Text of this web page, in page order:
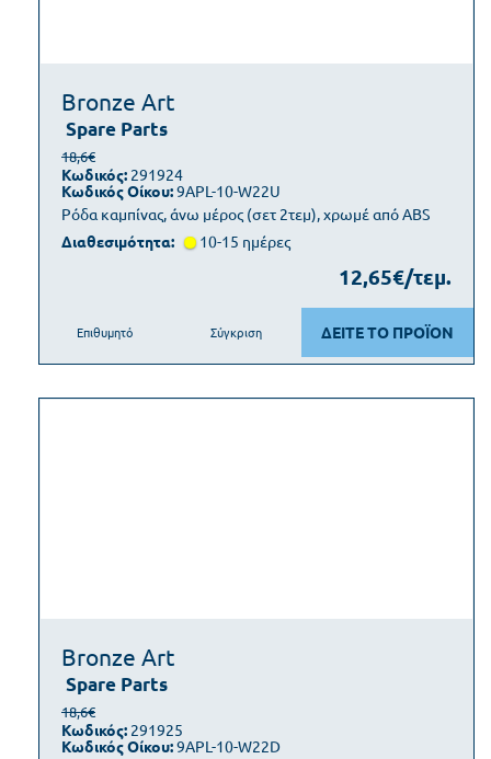
Bronze Art
Spare Parts
Ρόδα καμπίνας, άνω μέρος (σετ 2τεμ), χρωμέ από ABS
18,6€
Κωδικός: 291924
Κωδικός Οίκου:9APL-10-W22U
Διαθεσιμότητα: 10-15 ημέρες
12,65€/τεμ.
ΔΕΙΤΕ ΤΟ ΠΡΟΪΟΝ
Επιθυμητό Σύγκριση
Bronze Art
Spare Parts
18,6€
Κωδικός: 291925
Κωδικός Οίκου:9APL-10-W22D